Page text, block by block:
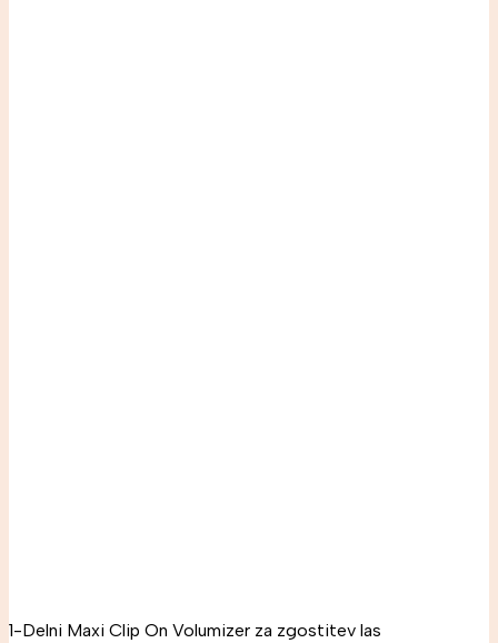
1-Delni Maxi Clip On Volumizer za zgostitev las